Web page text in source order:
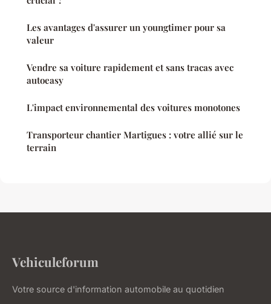
Les avantages d'assurer un youngtimer pour sa
valeur
Vendre sa voiture rapidement et sans tracas avec
autoeasy
L'impact environnemental des voitures monotones
Transporteur chantier Martigues : votre allié sur le
terrain
Vehiculeforum
Votre source d'information automobile au quotidien